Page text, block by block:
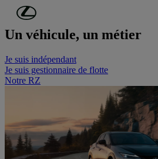
Passer au contenu principal
Un véhicule, un métier
Je suis indépendant
Je suis gestionnaire de flotte
Notre RZ